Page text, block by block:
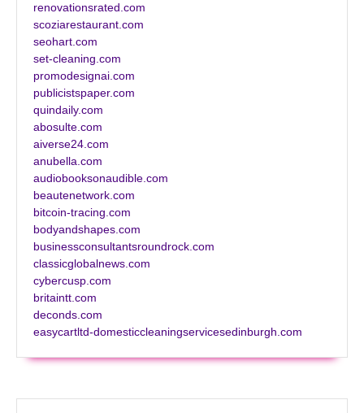
renovationsrated.com
scoziarestaurant.com
seohart.com
set-cleaning.com
promodesignai.com
publicistspaper.com
quindaily.com
abosulte.com
aiverse24.com
anubella.com
audiobooksonaudible.com
beautenetwork.com
bitcoin-tracing.com
bodyandshapes.com
businessconsultantsroundrock.com
classicglobalnews.com
cybercusp.com
britaintt.com
deconds.com
easycartltd-domesticcleaningservicesedinburgh.com